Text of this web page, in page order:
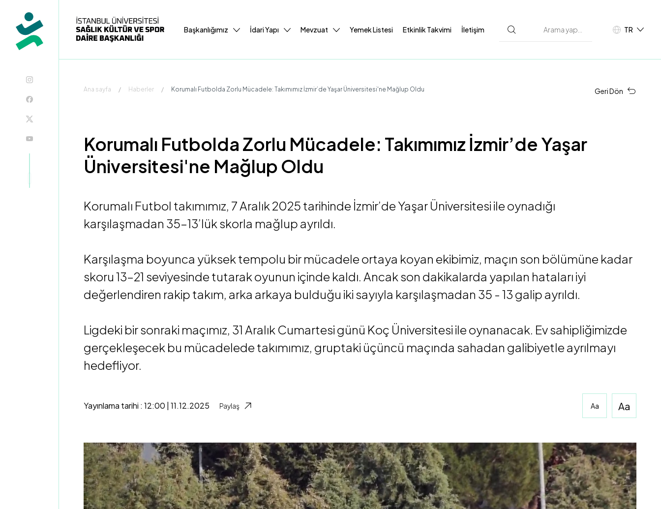
Başkanlığımız İdari Yapı Mevzuat Yemek Listesi Etkinlik Takvimi İletişim TR
Ana sayfa / Haberler / Korumalı Futbolda Zorlu Mücadele: Takımımız İzmir’de Yaşar Üniversitesi'ne Mağlup Oldu Geri Dön
Korumalı Futbolda Zorlu Mücadele: Takımımız İzmir’de Yaşar
Üniversitesi'ne Mağlup Oldu
Korumalı Futbol takımımız, 7 Aralık 2025 tarihinde İzmir’de Yaşar Üniversitesi ile oynadığı
karşılaşmadan 35–13’lük skorla mağlup ayrıldı.
Karşılaşma boyunca yüksek tempolu bir mücadele ortaya koyan ekibimiz, maçın son bölümüne kadar
skoru 13–21 seviyesinde tutarak oyunun içinde kaldı. Ancak son dakikalarda yapılan hataları iyi
değerlendiren rakip takım, arka arkaya bulduğu iki sayıyla karşılaşmadan 35 - 13 galip ayrıldı.
Ligdeki bir sonraki maçımız, 31 Aralık Cumartesi günü Koç Üniversitesi ile oynanacak. Ev sahipliğimizde
gerçekleşecek bu mücadelede takımımız, gruptaki üçüncü maçında sahadan galibiyetle ayrılmayı
hedefliyor.
Yayınlama tarihi : 12:00 | 11.12.2025 Paylaş Aa Aa